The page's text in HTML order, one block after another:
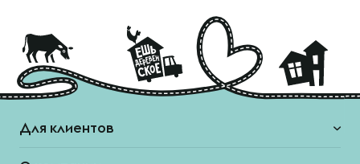
Для клиентов